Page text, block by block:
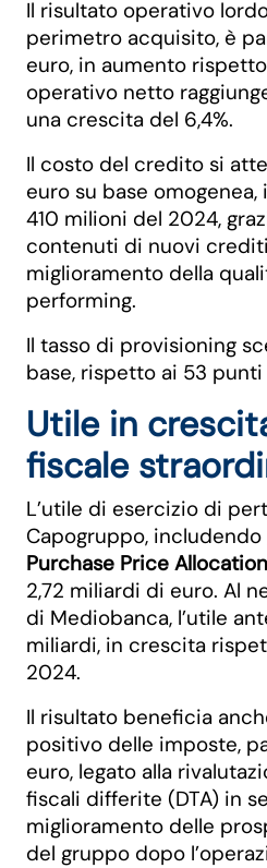
Il risultato operativo
perimetro acquisito, è
euro, in aumento
operativo netto
una crescita del 6,4%.
Il costo del credito si
euro su base
410 milioni del 2024,
contenuti di nuovi
miglioramento della
performing.
Il tasso di provisioning
base, rispetto ai 53
Utile in
fiscale
L’utile di esercizio di
Capogruppo,
Purchase Price Allocation
2,72 miliardi di euro. Al
di Mediobanca, l’utile
miliardi, in crescita
2024.
Il risultato beneficia
positivo delle imposte,
euro, legato alla
fiscali differite (DTA) in
miglioramento delle
del gruppo dopo